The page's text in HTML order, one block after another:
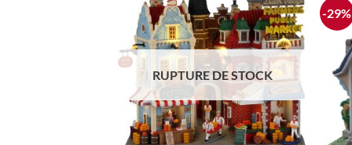
Ajouter
à la liste
d'envie
RUPTURE DE STOCK
-29%